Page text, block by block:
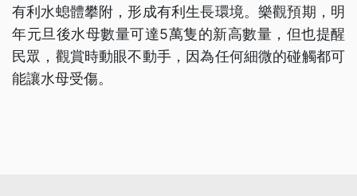
有利水螅體攀附，形成有利生長環境。樂觀預期，明
年元旦後水母數量可達5萬隻的新高數量，但也提醒
民眾，觀賞時動眼不動手，因為任何細微的碰觸都可
能讓水母受傷。